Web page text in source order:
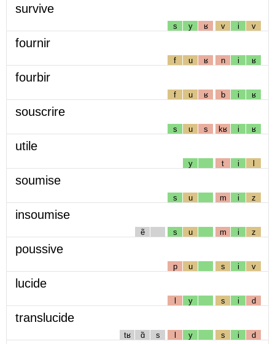
survive
s y ʁ v i v
fournir
f u ʁ n i ʁ
fourbir
f u ʁ b i ʁ
souscrire
s u s kʁ i ʁ
utile
y t i l
soumise
s u m i z
insoumise
ẽ s u m i z
poussive
p u s i v
lucide
l y s i d
translucide
tʁ ɑ̃ s l y s i d